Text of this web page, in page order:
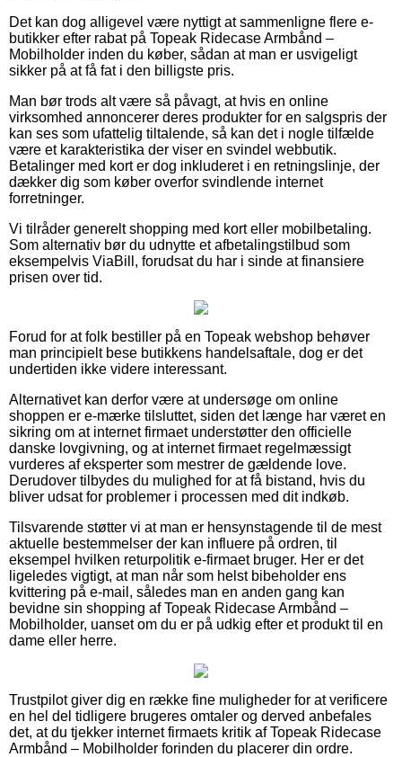
Det kan dog alligevel være nyttigt at sammenligne flere e-
butikker efter rabat på Topeak Ridecase Armbånd –
Mobilholder inden du køber, sådan at man er usvigeligt
sikker på at få fat i den billigste pris.
Man bør trods alt være så påvagt, at hvis en online
virksomhed annoncerer deres produkter for en salgspris der
kan ses som ufattelig tiltalende, så kan det i nogle tilfælde
være et karakteristika der viser en svindel webbutik.
Betalinger med kort er dog inkluderet i en retningslinje, der
dækker dig som køber overfor svindlende internet
forretninger.
Vi tilråder generelt shopping med kort eller mobilbetaling.
Som alternativ bør du udnytte et afbetalingstilbud som
eksempelvis ViaBill, forudsat du har i sinde at finansiere
prisen over tid.
Forud for at folk bestiller på en Topeak webshop behøver
man principielt bese butikkens handelsaftale, dog er det
undertiden ikke videre interessant.
Alternativet kan derfor være at undersøge om online
shoppen er e-mærke tilsluttet, siden det længe har været en
sikring om at internet firmaet understøtter den officielle
danske lovgivning, og at internet firmaet regelmæssigt
vurderes af eksperter som mestrer de gældende love.
Derudover tilbydes du mulighed for at få bistand, hvis du
bliver udsat for problemer i processen med dit indkøb.
Tilsvarende støtter vi at man er hensynstagende til de mest
aktuelle bestemmelser der kan influere på ordren, til
eksempel hvilken returpolitik e-firmaet bruger. Her er det
ligeledes vigtigt, at man når som helst bibeholder ens
kvittering på e-mail, således man en anden gang kan
bevidne sin shopping af Topeak Ridecase Armbånd –
Mobilholder, uanset om du er på udkig efter et produkt til en
dame eller herre.
Trustpilot giver dig en række fine muligheder for at verificere
en hel del tidligere brugeres omtaler og derved anbefales
det, at du tjekker internet firmaets kritik af Topeak Ridecase
Armbånd – Mobilholder forinden du placerer din ordre.